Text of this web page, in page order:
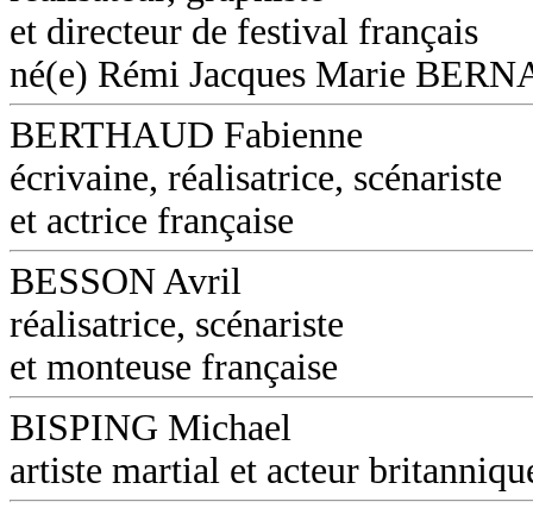
et directeur de festival français
né(e) Rémi Jacques Marie
BERTHAUD Fabienne
écrivaine, réalisatrice, scénariste
et actrice française
BESSON Avril
réalisatrice, scénariste
et monteuse française
BISPING Michael
artiste martial et acteur